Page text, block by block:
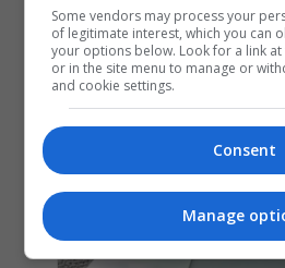
Some vendors may process your
of legitimate interest, which you can
your options below. Look for a link
or in the site menu to manage or
and cookie settings.
Consent
Manage